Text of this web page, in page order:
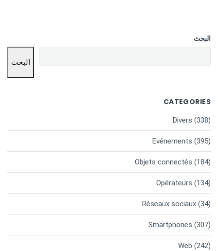
البحث
البحث
CATEGORIES
Divers (338)
Evénements (395)
Objets connectés (184)
Opérateurs (134)
Réseaux sociaux (34)
Smartphones (307)
Web (242)